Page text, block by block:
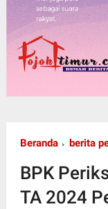
Beranda berita
BPK
TA 2024